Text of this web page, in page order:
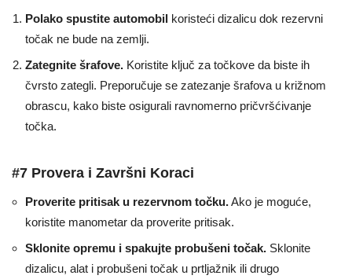
Polako spustite automobil koristeći dizalicu dok rezervni
točak ne bude na zemlji.
Zategnite šrafove. Koristite ključ za točkove da biste ih
čvrsto zategli. Preporučuje se zatezanje šrafova u križnom
obrascu, kako biste osigurali ravnomerno pričvršćivanje
točka.
#7 Provera i Završni Koraci
Proverite pritisak u rezervnom točku.Ako je moguće,
koristite manometar da proverite pritisak.
Sklonite opremu i spakujte probušeni točak. Sklonite
dizalicu, alat i probušeni točak u prtljažnik ili drugo